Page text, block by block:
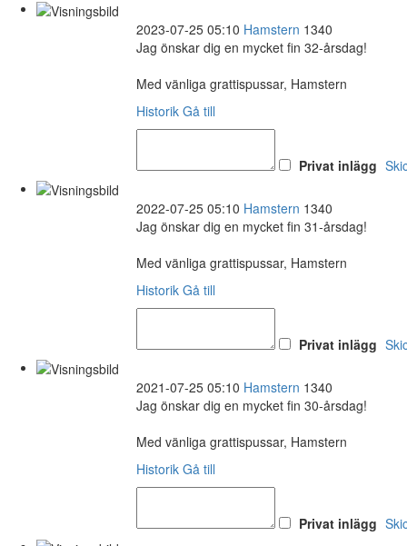
2023-07-25 05:10 Hamstern 1340
Jag önskar dig en mycket fin 32-årsdag!
Med vänliga grattispussar, Hamstern
Historik Gå till
Privat inlägg
2022-07-25 05:10 Hamstern 1340
Jag önskar dig en mycket fin 31-årsdag!
Med vänliga grattispussar, Hamstern
Historik Gå till
Privat inlägg
2021-07-25 05:10 Hamstern 1340
Jag önskar dig en mycket fin 30-årsdag!
Med vänliga grattispussar, Hamstern
Historik Gå till
Privat inlägg